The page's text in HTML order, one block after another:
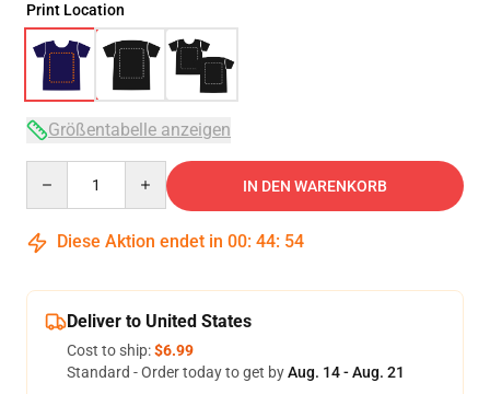
Print Location
Größentabelle anzeigen
IN DEN WARENKORB
Diese Aktion endet in 00: 44: 54
Deliver to United States
Cost to ship:$6.99
Standard - Order today to get byAug. 14 - Aug. 21